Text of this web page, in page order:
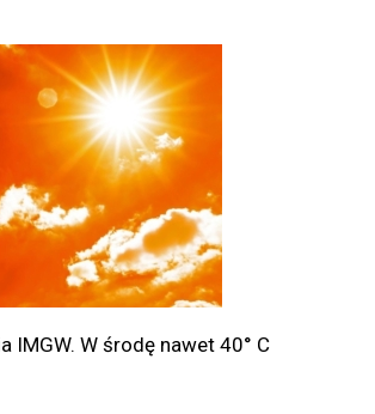
IMGW. W środę nawet 40° C